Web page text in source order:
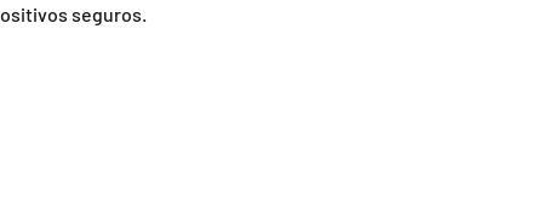
seguros.